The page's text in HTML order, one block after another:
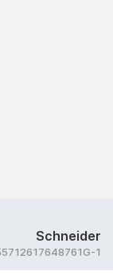
Schneider
1